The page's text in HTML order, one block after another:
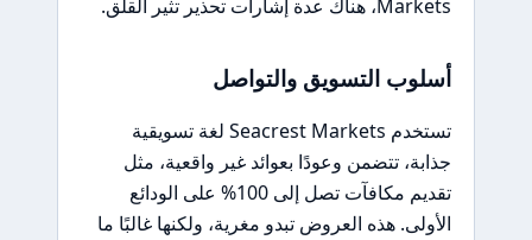
Markets، هناك عدة إشارات تحذير تثير القلق.
أسلوب التسويق والتواصل
تستخدم Seacrest Markets لغة تسويقية
جذابة، تتضمن وعودًا بعوائد غير واقعية، مثل
تقديم مكافآت تصل إلى 100% على الودائع
الأولى. هذه العروض تبدو مغرية، ولكنها غالبًا ما